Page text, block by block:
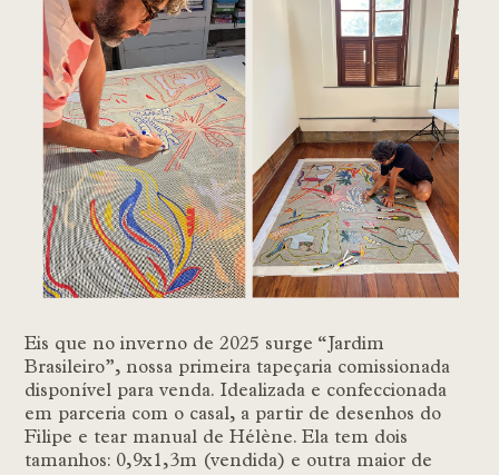
Eis que no inverno de 2025 surge “Jardim
Brasileiro”, nossa primeira tapeçaria comissionada
disponível para venda.Idealizada e confeccionada
em parceria com o casal, a partir de desenhos do
Filipe e tear manual de Hélène. Ela tem dois
tamanhos: 0,9x1,3m (vendida) e outra maior de